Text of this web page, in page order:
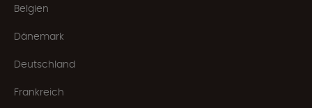
Belgien
Dänemark
Deutschland
Frankreich